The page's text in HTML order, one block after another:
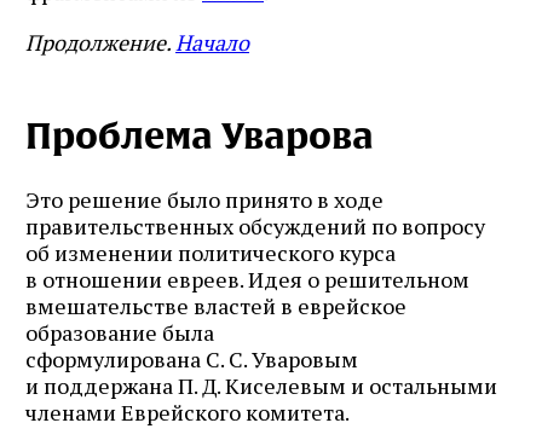
Продолжение. Начало
Проблема Уварова
Это решение было принято в ходе
правительственных обсуждений по вопросу
об изменении политического курса
в отношении евреев. Идея о решительном
вмешательстве властей в еврейское
образование была
сформулирована С. С. Уваровым
и поддержана П. Д. Киселевым и остальными
членами Еврейского комитета.